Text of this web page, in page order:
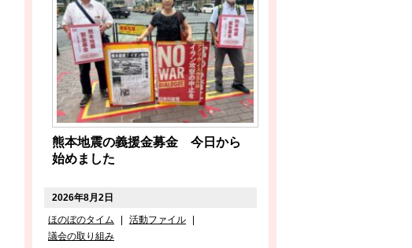
熊本地震の義援金募金 今日から
始めました
2026年8月2日
ほのぼのタイム
| 活動ファイル
|
議会の取り組み